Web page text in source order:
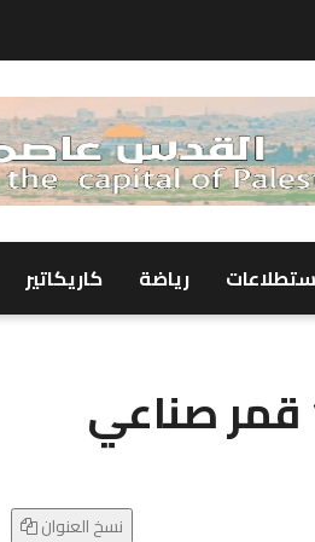
رياضة كاريكاتير
ألمانيا تعلن "حرب الفضاء".. 1200 قمر صناعي
نسخ العنوان